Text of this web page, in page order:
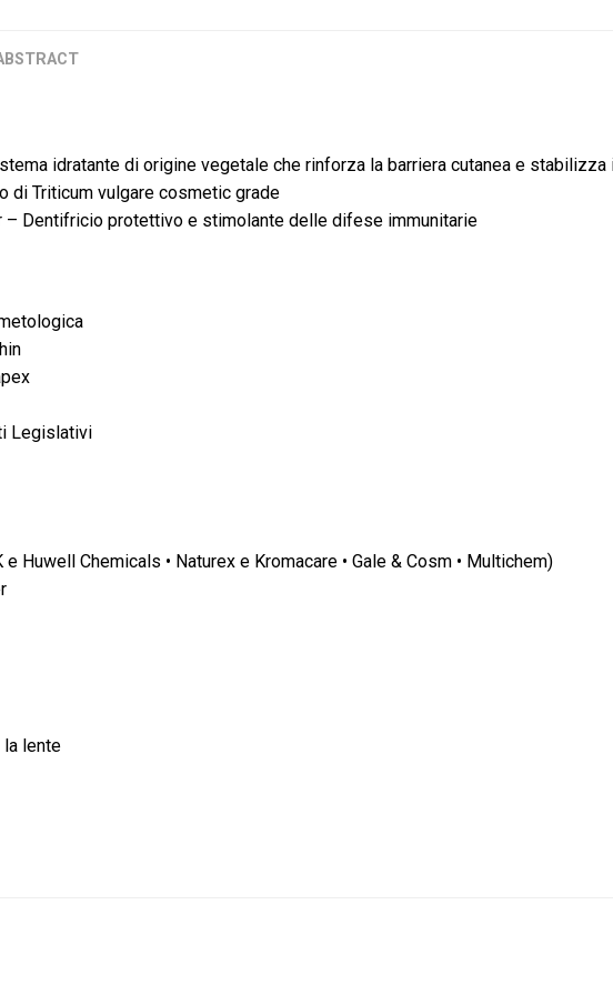
idratante di origine vegetale che rinforza la barriera cutanea e
di Triticum vulgare cosmetic grade
– Dentifricio protettivo e stimolante delle difese immunitarie
Legislativi
Huwell Chemicals • Naturex e Kromacare • Gale & Cosm • Multichem)
lente